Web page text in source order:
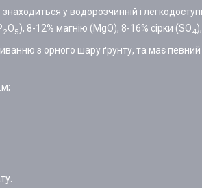
у водорозчинній і
2О5), 8-12% магнію (MgO), 8-16% сірки (SO4
з орного шару ґрунту, та має певний